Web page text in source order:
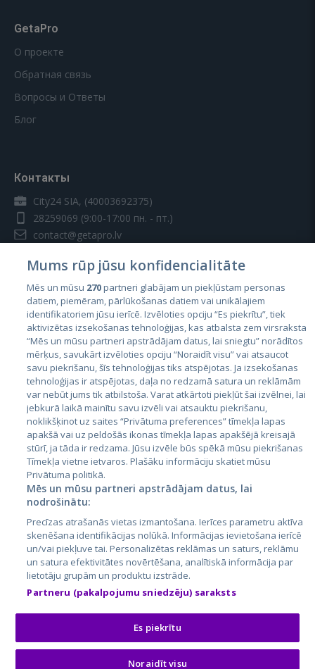
GetaPro
О проекте
Обратная связь
Вопросы и Ответы
Блог
Контакты
City24 SIA, (40003692375)
28259069 (9:00-17:00 пн. - пт.)
contact@getapro.lv
Страны
Эстония
Латвия
Литва
City24.lv
City24.ee
GetaPro.lv
GetaPro.ee
Skelbiu.lt
Autoplius.lt
Aruodas.lt
CVbankas.lt
Kainos.lt
Paslaugos.lt
auto24.ee
Osta.ee
KuldneBörs.ee
Mums rūp jūsu konfidencialitāte
Mēs un mūsu 270partneri glabājam un piekļūstam personas
datiem, piemēram, pārlūkošanas datiem vai unikālajiem
identifikatoriem jūsu ierīcē. Izvēloties opciju “Es piekrītu”, tiek
aktivizētas izsekošanas tehnoloģijas, kas atbalsta zem virsraksta
“Mēs un mūsu partneri apstrādājam datus, lai sniegtu” norādītos
mērķus, savukārt izvēloties opciju “Noraidīt visu” vai atsaucot
savu piekrišanu, šīs tehnoloģijas tiks atspējotas. Ja izsekošanas
tehnoloģijas ir atspējotas, daļa no redzamā satura un reklāmām
var nebūt jums tik atbilstoša. Varat atkārtoti piekļūt šai izvēlnei, lai
jebkurā laikā mainītu savu izvēli vai atsauktu piekrišanu,
noklikšķinot uz saites “Privātuma preferences” tīmekļa lapas
apakšā vai uz peldošās ikonas tīmekļa lapas apakšējā kreisajā
stūrī, ja tāda ir redzama. Jūsu izvēle būs spēkā mūsu piekrišanas
Tīmekļa vietne ietvaros. Plašāku informāciju skatiet mūsu
Privātuma politikā.
Mēs un mūsu partneri apstrādājam datus, lai
nodrošinātu:
Precīzas atrašanās vietas izmantošana. Ierīces parametru aktīva
skenēšana identifikācijas nolūkā. Informācijas ievietošana ierīcē
un/vai piekļuve tai. Personalizētas reklāmas un saturs, reklāmu
un satura efektivitātes novērtēšana, analītiskā informācija par
lietotāju grupām un produktu izstrāde.
Partneru (pakalpojumu sniedzēju) saraksts
Es piekrītu
Noraidīt visu